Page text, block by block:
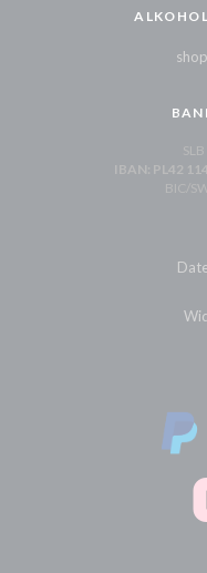
IBAN: PL42
BIC/